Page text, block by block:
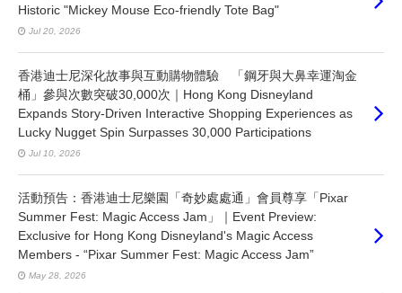
Historic "Mickey Mouse Eco-friendly Tote Bag"
Jul 20, 2026
香港迪士尼深化故事與互動購物體驗 「鋼牙與大鼻幸運淘金
桶」參與次數突破30,000次｜Hong Kong Disneyland
Expands Story-Driven Interactive Shopping Experiences as
Lucky Nugget Spin Surpasses 30,000 Participations
Jul 10, 2026
活動預告：香港迪士尼樂園「奇妙處處通」會員尊享「Pixar
Summer Fest: Magic Access Jam」｜Event Preview:
Exclusive for Hong Kong Disneyland's Magic Access
Members - “Pixar Summer Fest: Magic Access Jam”
May 28, 2026